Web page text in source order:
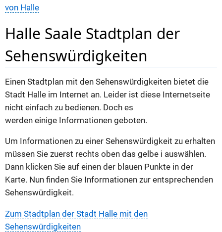
von Halle
Halle Saale Stadtplan der
Sehenswürdigkeiten
Einen Stadtplan mit den Sehenswürdigkeiten bietet die
Stadt Halle im Internet an. Leider ist diese Internetseite
nicht einfach zu bedienen. Doch es
werden einige Informationen geboten.
Um Informationen zu einer Sehenswürdigkeit zu erhalten
müssen Sie zuerst rechts oben das gelbe i auswählen.
Dann klicken Sie auf einen der blauen Punkte in der
Karte. Nun finden Sie Informationen zur entsprechenden
Sehenswürdigkeit.
Zum Stadtplan der Stadt Halle mit den
Sehenswürdigkeiten